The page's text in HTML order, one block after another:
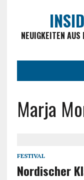
NEUIGKEITEN
Marja
FESTIVAL
Nordischer